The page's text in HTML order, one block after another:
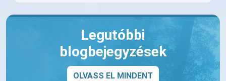
Legutóbbi
blogbejegyzések
OLVASS EL MINDENT